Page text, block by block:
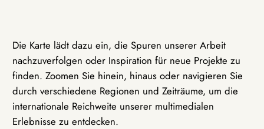
Die Karte lädt dazu ein, die Spuren unserer Arbeit
nachzuverfolgen oder Inspiration für neue Projekte zu
finden. Zoomen Sie hinein, hinaus oder navigieren Sie
durch verschiedene Regionen und Zeiträume, um die
internationale Reichweite unserer multimedialen
Erlebnisse zu entdecken.